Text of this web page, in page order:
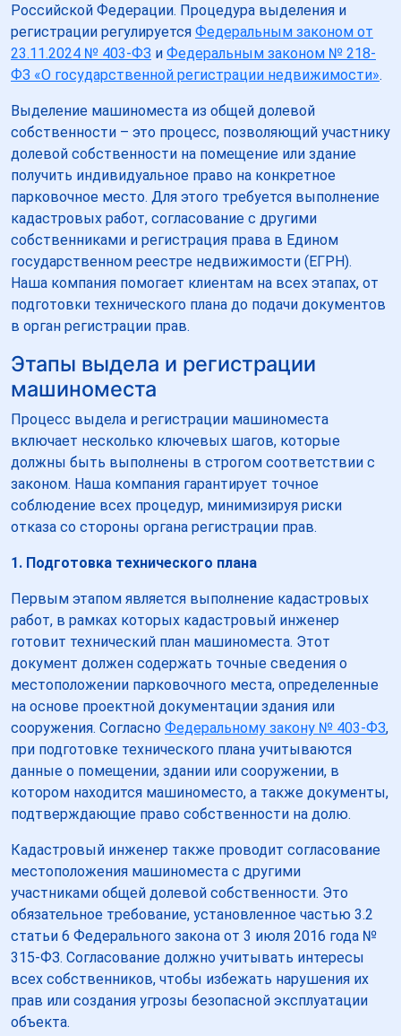
Российской Федерации. Процедура выделения и
регистрации регулируется Федеральным законом от
23.11.2024 № 403-ФЗ и Федеральным законом № 218-
ФЗ «О государственной регистрации недвижимости».
Выделение машиноместа из общей долевой
собственности – это процесс, позволяющий участнику
долевой собственности на помещение или здание
получить индивидуальное право на конкретное
парковочное место. Для этого требуется выполнение
кадастровых работ, согласование с другими
собственниками и регистрация права в Едином
государственном реестре недвижимости (ЕГРН).
Наша компания помогает клиентам на всех этапах, от
подготовки технического плана до подачи документов
в орган регистрации прав.
Этапы выдела и регистрации
машиноместа
Процесс выдела и регистрации машиноместа
включает несколько ключевых шагов, которые
должны быть выполнены в строгом соответствии с
законом. Наша компания гарантирует точное
соблюдение всех процедур, минимизируя риски
отказа со стороны органа регистрации прав.
1. Подготовка технического плана
Первым этапом является выполнение кадастровых
работ, в рамках которых кадастровый инженер
готовит технический план машиноместа. Этот
документ должен содержать точные сведения о
местоположении парковочного места, определенные
на основе проектной документации здания или
сооружения. Согласно Федеральному закону № 403-ФЗ,
при подготовке технического плана учитываются
данные о помещении, здании или сооружении, в
котором находится машиноместо, а также документы,
подтверждающие право собственности на долю.
Кадастровый инженер также проводит согласование
местоположения машиноместа с другими
участниками общей долевой собственности. Это
обязательное требование, установленное частью 3.2
статьи 6 Федерального закона от 3 июля 2016 года №
315-ФЗ. Согласование должно учитывать интересы
всех собственников, чтобы избежать нарушения их
прав или создания угрозы безопасной эксплуатации
объекта.